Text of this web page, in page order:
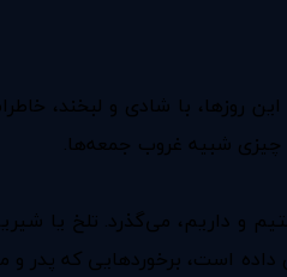
با شادی و لبخند،
چیزی شبیه غروب جمعه‌ها.
داریم، می‌گذرد. تلخ یا
است، برخوردهایی که پدر و